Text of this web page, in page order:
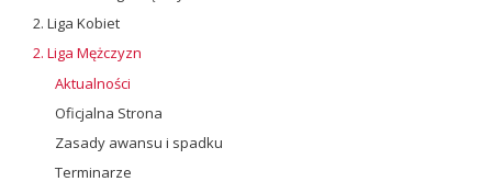
2. Liga Kobiet
2. Liga Mężczyzn
Aktualności
Oficjalna Strona
Zasady awansu i spadku
Terminarze